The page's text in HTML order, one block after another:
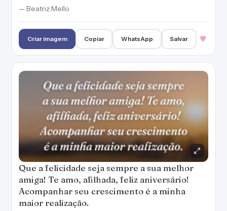
— Beatriz Mello
Criar imagem Copiar WhatsApp Salvar
Que a felicidade seja sempre a sua melhor
amiga! Te amo, afilhada, feliz aniversário!
Acompanhar seu crescimento é a minha
maior realização.